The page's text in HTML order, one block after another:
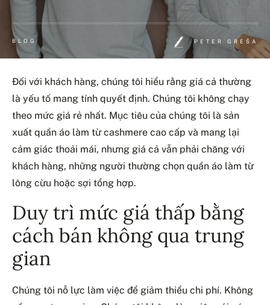
BLOG PETER GREŠA
Đối với khách hàng, chúng tôi hiểu rằng giá cả thường
là yếu tố mang tính quyết định. Chúng tôi không chạy
theo mức giá rẻ nhất. Mục tiêu của chúng tôi là sản
xuất quần áo làm từ cashmere cao cấp và mang lại
cảm giác thoải mái, nhưng giá cả vẫn phải chăng với
khách hàng, những người thường chọn quần áo làm từ
lông cừu hoặc sợi tổng hợp.
Duy trì mức giá thấp bằng
cách bán không qua trung
gian
Chúng tôi nỗ lực làm việc để giảm thiểu chi phí. Không